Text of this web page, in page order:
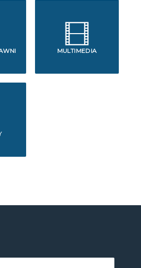
MULTIMEDIA